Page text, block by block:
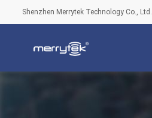
Shenzhen Merrytek Technology Co., Ltd.